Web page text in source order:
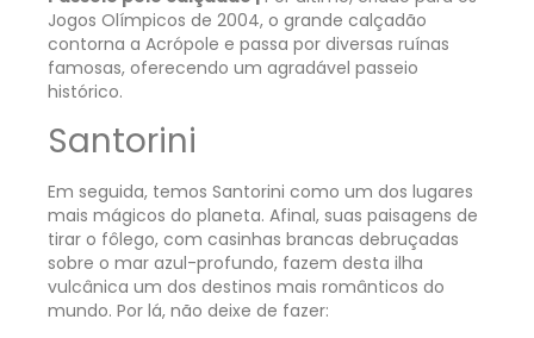
Jogos Olímpicos de 2004, o grande calçadão
contorna a Acrópole e passa por diversas ruínas
famosas, oferecendo um agradável passeio
histórico.
Santorini
Em seguida, temos Santorini como um dos lugares
mais mágicos do planeta. Afinal, suas paisagens de
tirar o fôlego, com casinhas brancas debruçadas
sobre o mar azul-profundo, fazem desta ilha
vulcânica um dos destinos mais românticos do
mundo. Por lá, não deixe de fazer: